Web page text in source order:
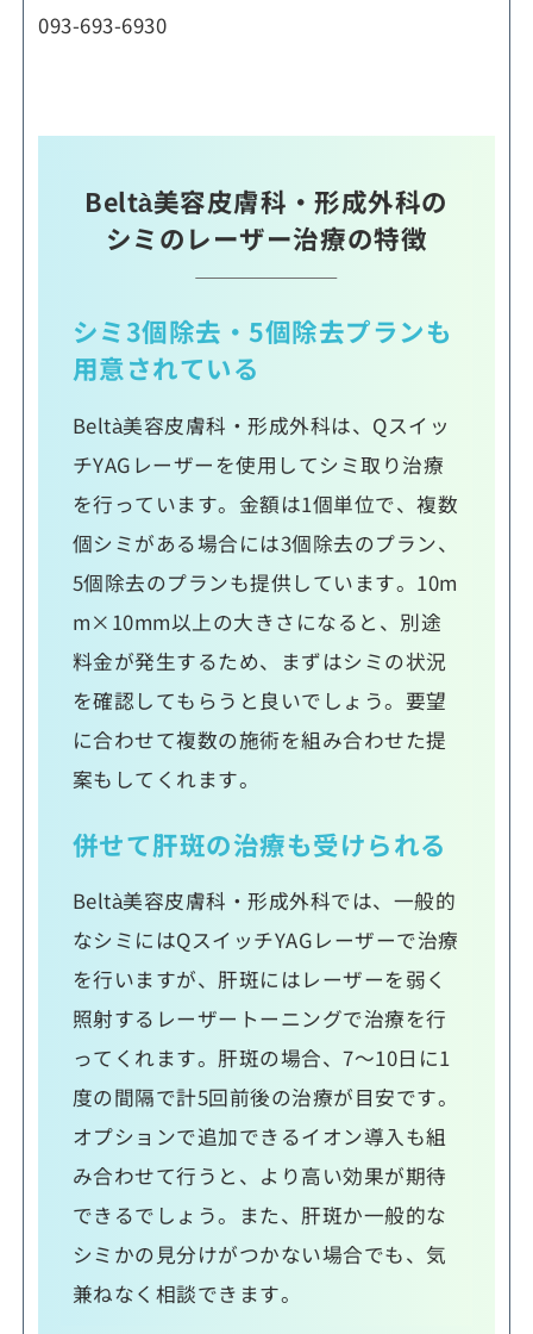
093-693-6930
Beltà美容皮膚科・形成外科の
シミのレーザー治療の特徴
シミ3個除去・5個除去プランも
用意されている
Beltà美容皮膚科・形成外科は、Qスイッ
チYAGレーザーを使用してシミ取り治療
を行っています。金額は1個単位で、複数
個シミがある場合には3個除去のプラン、
5個除去のプランも提供しています。10m
m×10mm以上の大きさになると、別途
料金が発生するため、まずはシミの状況
を確認してもらうと良いでしょう。要望
に合わせて複数の施術を組み合わせた提
案もしてくれます。
併せて肝斑の治療も受けられる
Beltà美容皮膚科・形成外科では、一般的
なシミにはQスイッチYAGレーザーで治療
を行いますが、肝斑にはレーザーを弱く
照射するレーザートーニングで治療を行
ってくれます。肝斑の場合、7～10日に1
度の間隔で計5回前後の治療が目安です。
オプションで追加できるイオン導入も組
み合わせて行うと、より高い効果が期待
できるでしょう。また、肝斑か一般的な
シミかの見分けがつかない場合でも、気
兼ねなく相談できます。